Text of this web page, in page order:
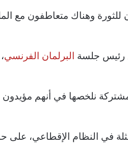
للثورة وهناك متعاطفون مع
رئيس جلسة البرلمان الفرنسي
نلخصها في أنهم مؤيدون
في النظام الإقطاعي،